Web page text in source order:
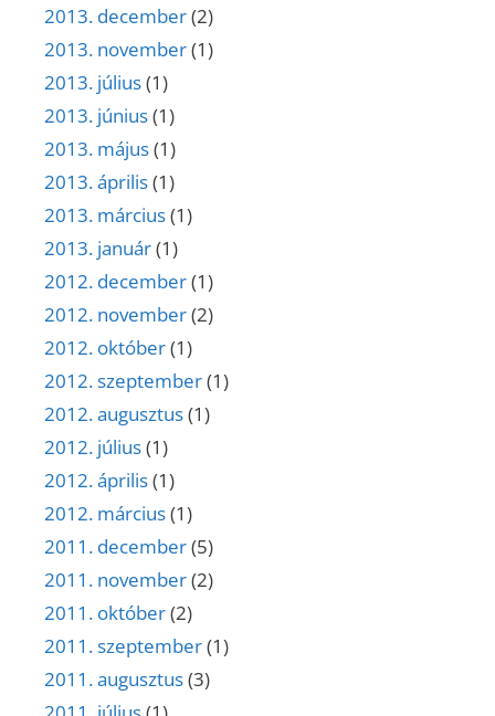
2013. december(2)
2013. november(1)
2013. július(1)
2013. június(1)
2013. május(1)
2013. április(1)
2013. március(1)
2013. január(1)
2012. december(1)
2012. november(2)
2012. október(1)
2012. szeptember(1)
2012. augusztus(1)
2012. július(1)
2012. április(1)
2012. március(1)
2011. december(5)
2011. november(2)
2011. október(2)
2011. szeptember(1)
2011. augusztus(3)